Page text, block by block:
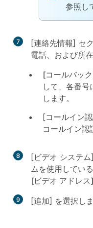
参照し
7 [連絡先情報] セ
電話、および所
[コールバッ
して、各番号
します。
[コールイン
コールイン認
8
[ビデオ システ
ムを使用してい
[ビデオ アドレス]
9 [追加] を選択しま